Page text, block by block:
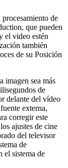
de
que pueden
el video estén
también
de su Posición
imagen sea más
de
delante del vídeo
externa,
corregir este
ajustes de cine
del televisor
de
el sistema de